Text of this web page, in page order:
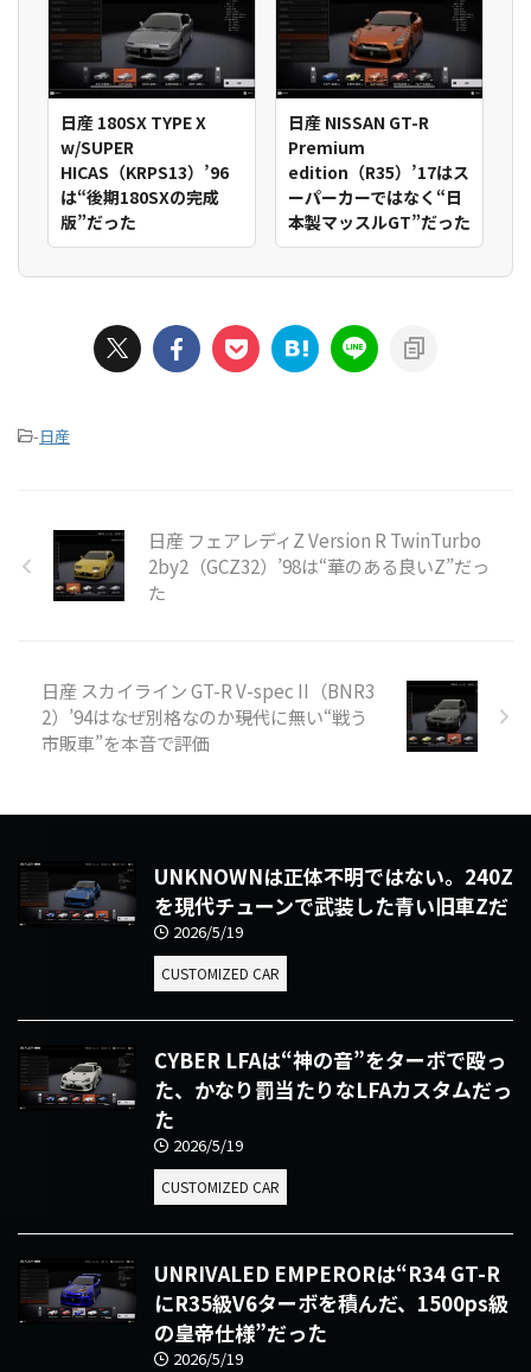
日産 180SX TYPE X
w/SUPER
HICAS（KRPS13）’96
は“後期180SXの完成
版”だった
日産 NISSAN GT-R
Premium
edition（R35）’17はス
ーパーカーではなく“日
本製マッスルGT”だった
-日産
日産 フェアレディZ Version R TwinTurbo
2by2（GCZ32）’98は“華のある良いZ”だっ
た
日産 スカイライン GT-R V-spec II（BNR3
2）’94はなぜ別格なのか――現代に無い“戦う
市販車”を本音で評価
UNKNOWNは正体不明ではない。240Z
を現代チューンで武装した青い旧車Zだ
2026/5/19
CUSTOMIZED CAR
CYBER LFAは“神の音”をターボで殴っ
た、かなり罰当たりなLFAカスタムだっ
た
2026/5/19
CUSTOMIZED CAR
UNRIVALED EMPERORは“R34 GT-R
にR35級V6ターボを積んだ、1500ps級
の皇帝仕様”だった
2026/5/19